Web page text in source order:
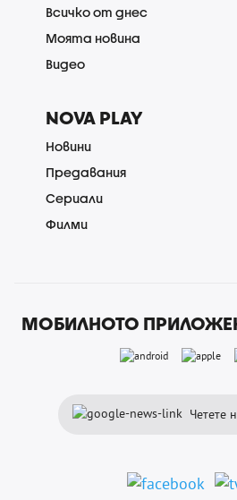
Всичко от днес
Моята новина
Видео
NOVA PLAY
Новини
Предавания
Сериали
Филми
МОБИЛНОТО
Четете